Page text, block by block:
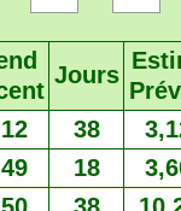
Jours
38
18